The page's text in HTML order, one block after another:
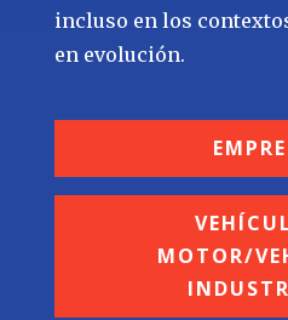
incluso en los
en evolución.
MOTOR/